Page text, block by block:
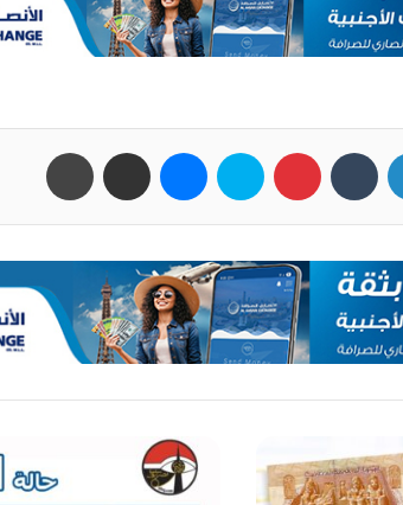
لينكدإن بينتيريست سكايب ماسنجر مشاركة عبر البريد